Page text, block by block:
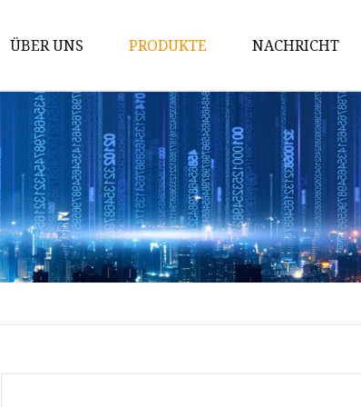
ÜBER UNS PRODUKTE
Hartmetallstab
Hartmetall-Matrizen
Hartmetalleinsätze
Hartmetall-Verschleißteile
Tipps für den Hartmetallabbau
Hartmetall-Schneidwerkzeuge
Wolframkarbidstifte
NACHRICHT